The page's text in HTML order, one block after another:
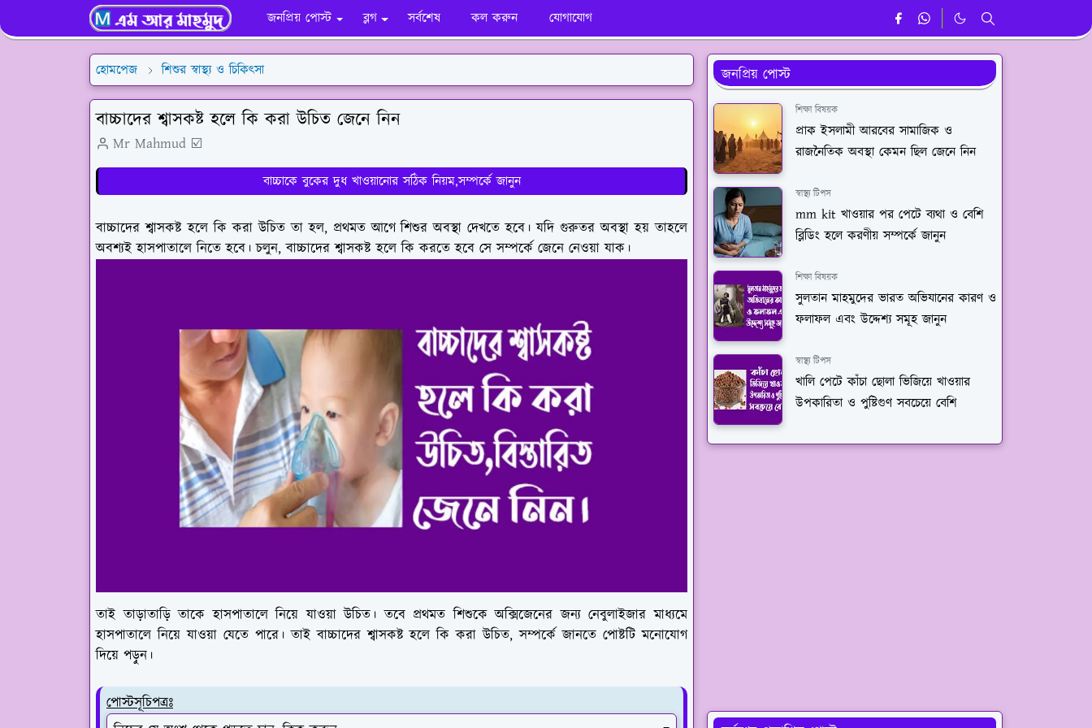
জনপ্রিয় পোস্ট ব্লগ সর্বশেষ কল করুন যোগাযোগ
হোমপেজ শিশুর স্বাস্থ্য ও চিকিৎসা
বাচ্চাদের শ্বাসকষ্ট হলে কি করা উচিত জেনে নিন
Mr Mahmud ☑️
বাচ্চাকে বুকের দুধ খাওয়ানোর সঠিক নিয়ম,সম্পর্কে জানুন
বাচ্চাদের শ্বাসকষ্ট হলে কি করা উচিত তা হল, প্রথমত আগে শিশুর অবস্থা দেখতে হবে। যদি গুরুতর অবস্থা হয় তাহলে
অবশ্যই হাসপাতালে নিতে হবে। চলুন, বাচ্চাদের শ্বাসকষ্ট হলে কি করতে হবে সে সম্পর্কে জেনে নেওয়া যাক।
তাই তাড়াতাড়ি তাকে হাসপাতালে নিয়ে যাওয়া উচিত। তবে প্রথমত শিশুকে অক্সিজেনের জন্য নেবুলাইজার মাধ্যমে
হাসপাতালে নিয়ে যাওয়া যেতে পারে। তাই বাচ্চাদের শ্বাসকষ্ট হলে কি করা উচিত, সম্পর্কে জানতে পোষ্টটি মনোযোগ
দিয়ে পড়ুন।
পোস্টসূচিপত্রঃ
জনপ্রিয় পোস্ট
শিক্ষা বিষয়ক
প্রাক ইসলামী আরবের সামাজিক ও
রাজনৈতিক অবস্থা কেমন ছিল জেনে নিন
স্বাস্থ্য টিপস
mm kit খাওয়ার পর পেটে ব্যথা ও বেশি
ব্লিডিং হলে করণীয় সম্পর্কে জানুন
শিক্ষা বিষয়ক
সুলতান মাহমুদের ভারত অভিযানের কারণ ও
ফলাফল এবং উদ্দেশ্য সমূহ জানুন
স্বাস্থ্য টিপস
খালি পেটে কাঁচা ছোলা ভিজিয়ে খাওয়ার
উপকারিতা ও পুষ্টিগুণ সবচেয়ে বেশি